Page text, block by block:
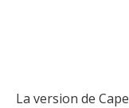
La version de